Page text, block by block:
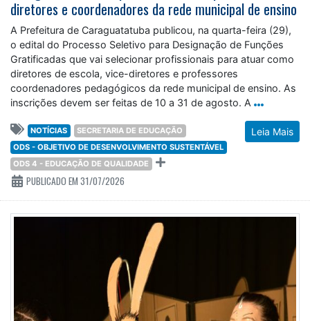
diretores e coordenadores da rede municipal de ensino
A Prefeitura de Caraguatatuba publicou, na quarta-feira (29),
o edital do Processo Seletivo para Designação de Funções
Gratificadas que vai selecionar profissionais para atuar como
diretores de escola, vice-diretores e professores
coordenadores pedagógicos da rede municipal de ensino. As
inscrições devem ser feitas de 10 a 31 de agosto. A
Leia Mais
NOTÍCIAS
SECRETARIA DE EDUCAÇÃO
ODS - OBJETIVO DE DESENVOLVIMENTO SUSTENTÁVEL
ODS 4 - EDUCAÇÃO DE QUALIDADE
PUBLICADO EM 31/07/2026